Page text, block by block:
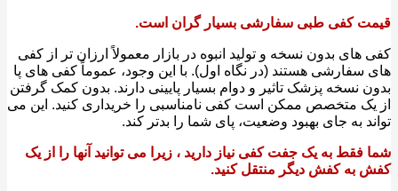
کفی طبی سفارشی بسیار گران است.
بدون نسخه و تولید انبوه در بازار معمولاً ارزان تر از کفی
سفارشی هستند (در نگاه اول). با این وجود، عموماً کفی های پا
نسخه پزشک تاثیر و دوام بسیار پایینی دارند. بدون کمک گرفتن
متخصص ممکن است کفی نامناسبی را خریداری کنید. این می
به جای بهبود وضعیت، پای شما را بدتر کند.
به یک جفت کفی نیاز دارید ، زیرا می توانید آنها را از یک
به ‌کفش دیگر منتقل کنید.